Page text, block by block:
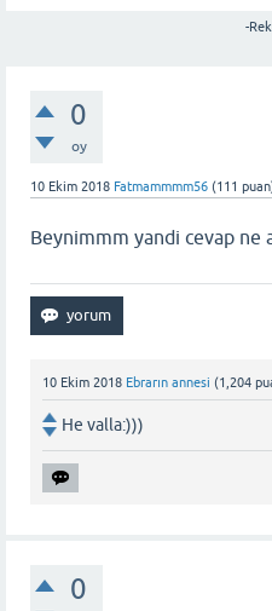
-
0
oy
10 Ekim 2018 Fatmammmm56 (111
Beynimmm yandi cevap ne
10 Ekim 2018 Ebrarın annesi (1,204
He valla:)))
0